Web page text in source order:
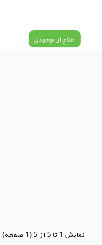
اطلاع از موجودی
نمايش 1 تا 5 از 5 (1 صفحه)